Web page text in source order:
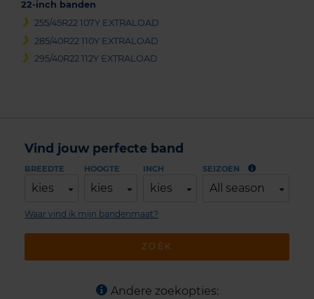
22-inch banden
255/45R22 107Y EXTRALOAD
285/40R22 110Y EXTRALOAD
295/40R22 112Y EXTRALOAD
Vind jouw perfecte band
BREEDTE
kies
HOOGTE
kies
INCH
kies
SEIZOEN
All season
ZOEK
Waar vind ik mijn bandenmaat?
Andere zoekopties: